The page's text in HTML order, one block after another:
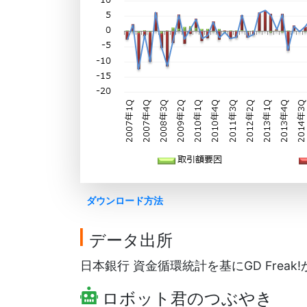
ダウンロード方法
データ出所
日本銀行 資金循環統計を基にGD Freak!
ロボット君のつぶやき